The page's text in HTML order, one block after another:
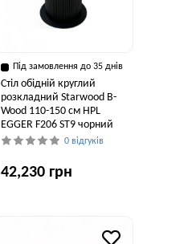
Під замовлення до 35 днів
Стіл обідній круглий
розкладний Starwood B-
Wood 110-150 см HPL
EGGER F206 ST9 чорний
0 відгуків
42,230 грн